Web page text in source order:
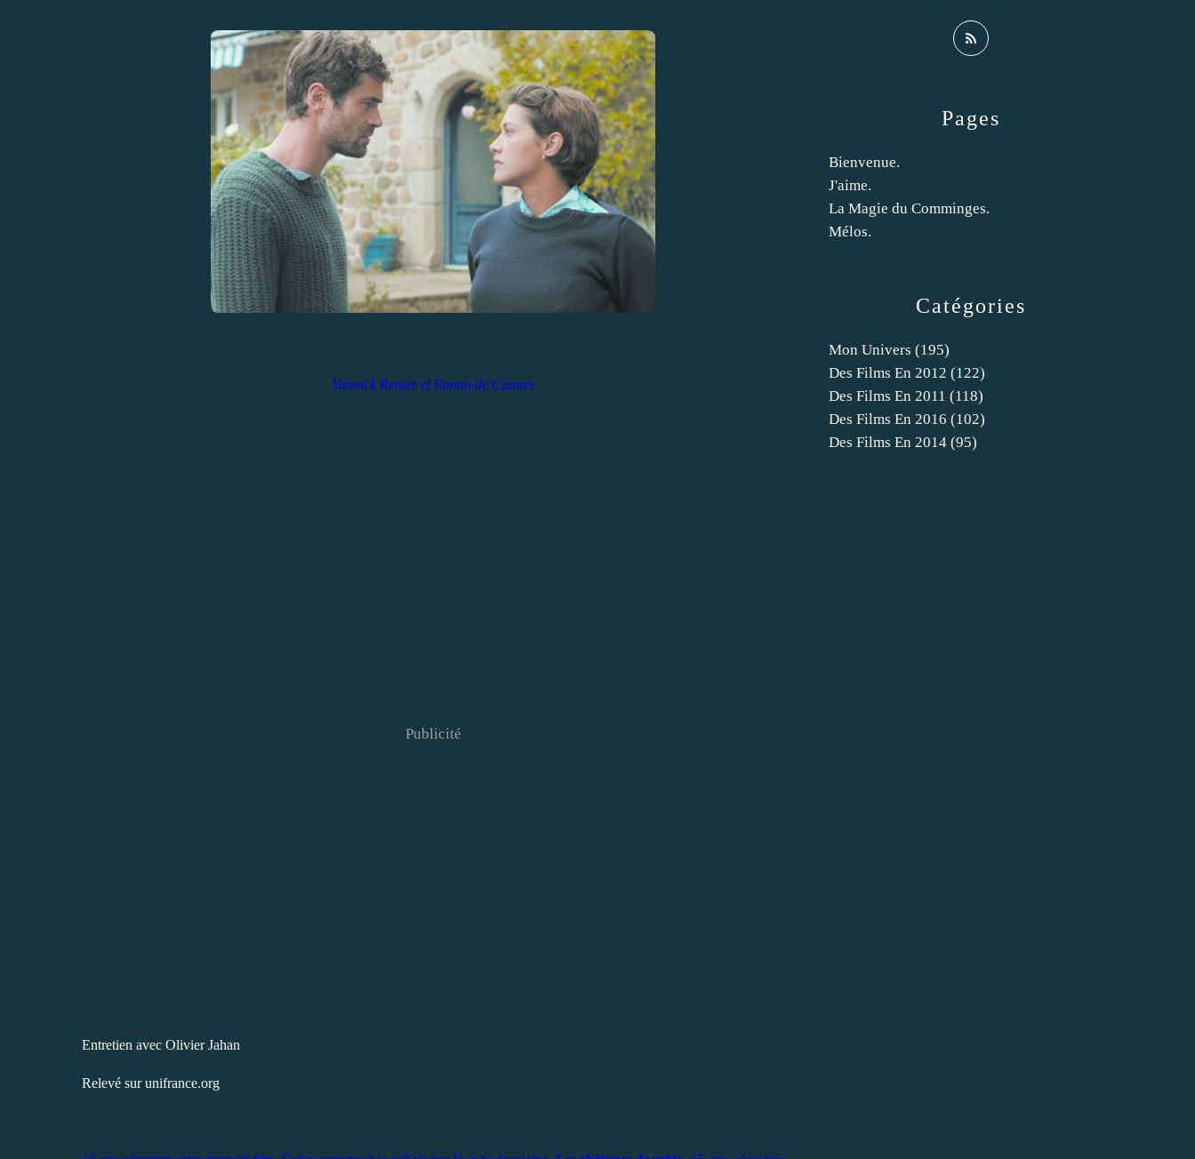
Yannick Renier et Emma de Caunes
Publicité
Entretien avec Olivier Jahan
Relevé sur unifrance.org
Catégories
Mon Univers (195)
Des Films En 2012 (122)
Des Films En 2011 (118)
Des Films En 2016 (102)
Des Films En 2014 (95)
Pages
Bienvenue.
J'aime.
La Magie du Comminges.
Mélos.